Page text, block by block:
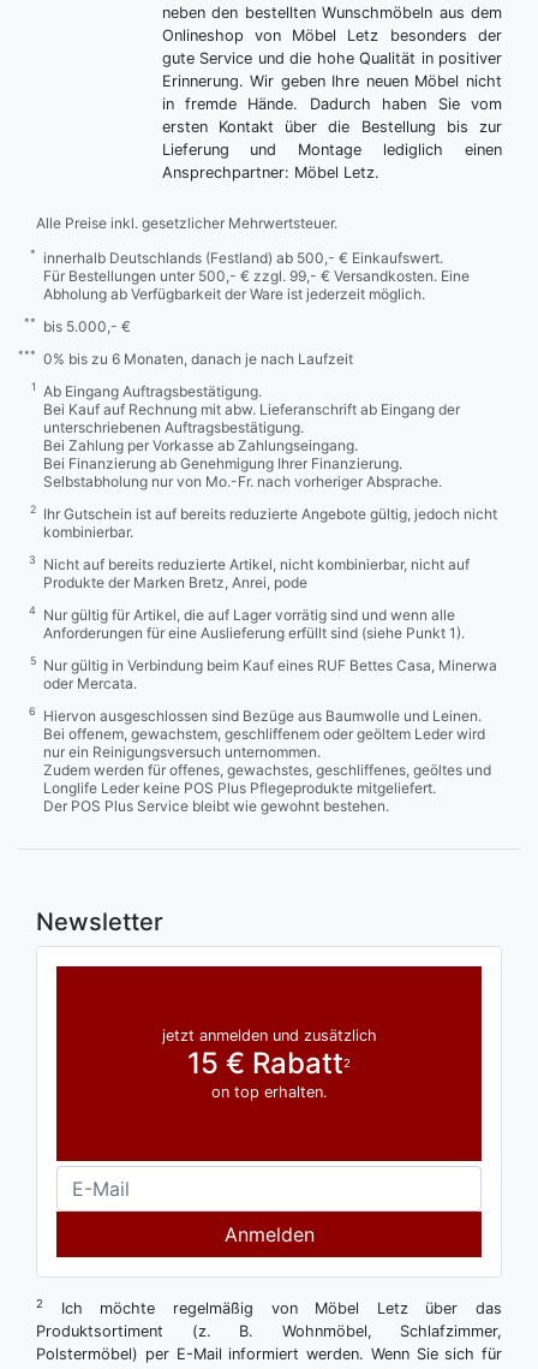
neben den bestellten Wunschmöbeln aus dem
Onlineshop von Möbel Letz besonders der
gute Service und die hohe Qualität in positiver
Erinnerung. Wir geben Ihre neuen Möbel nicht
in fremde Hände. Dadurch haben Sie vom
ersten Kontakt über die Bestellung bis zur
Lieferung und Montage lediglich einen
Ansprechpartner: Möbel Letz.
Alle Preise inkl. gesetzlicher Mehrwertsteuer.
*
innerhalb Deutschlands (Festland) ab 500,- € Einkaufswert.
Für Bestellungen unter 500,- € zzgl. 99,- € Versandkosten. Eine
Abholung ab Verfügbarkeit der Ware ist jederzeit möglich.
** bis 5.000,- €
*** 0% bis zu 6 Monaten, danach je nach Laufzeit
1
Ab Eingang Auftragsbestätigung.
Bei Kauf auf Rechnung mit abw. Lieferanschrift ab Eingang der
unterschriebenen Auftragsbestätigung.
Bei Zahlung per Vorkasse ab Zahlungseingang.
Bei Finanzierung ab Genehmigung Ihrer Finanzierung.
Selbstabholung nur von Mo.-Fr. nach vorheriger Absprache.
2
Ihr Gutschein ist auf bereits reduzierte Angebote gültig, jedoch nicht
kombinierbar.
3
Nicht auf bereits reduzierte Artikel, nicht kombinierbar, nicht auf
Produkte der Marken Bretz, Anrei, pode
4
Nur gültig für Artikel, die auf Lager vorrätig sind und wenn alle
Anforderungen für eine Auslieferung erfüllt sind (siehe Punkt 1).
5
Nur gültig in Verbindung beim Kauf eines RUF Bettes Casa, Minerwa
oder Mercata.
6
Hiervon ausgeschlossen sind Bezüge aus Baumwolle und Leinen.
Bei offenem, gewachstem, geschliffenem oder geöltem Leder wird
nur ein Reinigungsversuch unternommen.
Zudem werden für offenes, gewachstes, geschliffenes, geöltes und
Longlife Leder keine POS Plus Pflegeprodukte mitgeliefert.
Der POS Plus Service bleibt wie gewohnt bestehen.
Newsletter
jetzt anmelden und zusätzlich
15 € Rabatt2
on top erhalten.
Anmelden
2
Ich möchte regelmäßig von Möbel Letz über das
Produktsortiment (z. B. Wohnmöbel, Schlafzimmer,
Polstermöbel) per E-Mail informiert werden. Wenn Sie sich für